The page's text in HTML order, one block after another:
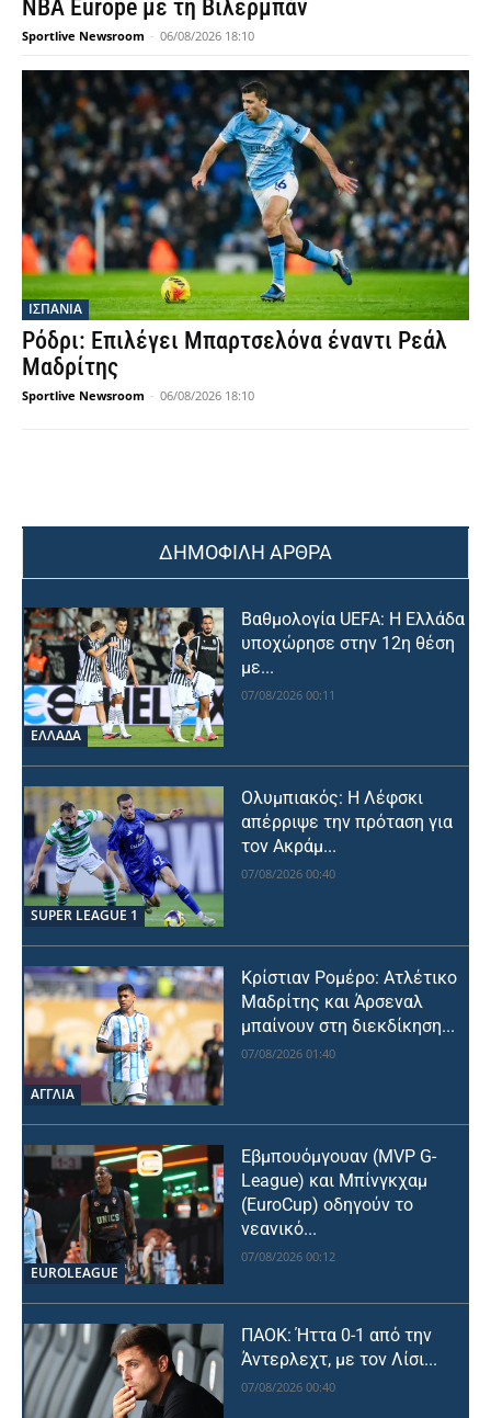
NBA Europe με τη Βιλερμπάν
Sportlive Newsroom - 06/08/2026 18:10
ΙΣΠΑΝΙΑ
Ρόδρι: Επιλέγει Μπαρτσελόνα έναντι Ρεάλ
Μαδρίτης
Sportlive Newsroom - 06/08/2026 18:10
ΔΗΜΟΦΙΛΗ ΑΡΘΡΑ
ΕΛΛΑΔΑ
Βαθμολογία UEFA: Η Ελλάδα
υποχώρησε στην 12η θέση
με...
07/08/2026 00:11
SUPER LEAGUE 1
Ολυμπιακός: Η Λέφσκι
απέρριψε την πρόταση για
τον Ακράμ...
07/08/2026 00:40
ΑΓΓΛΙΑ
Κρίστιαν Ρομέρο: Ατλέτικο
Μαδρίτης και Άρσεναλ
μπαίνουν στη διεκδίκηση...
07/08/2026 01:40
EUROLEAGUE
Εβμπουόμγουαν (MVP G-
League) και Μπίνγκχαμ
(EuroCup) οδηγούν το
νεανικό...
07/08/2026 00:12
ΠΑΟΚ: Ήττα 0-1 από την
Άντερλεχτ, με τον Λίσι...
07/08/2026 00:40